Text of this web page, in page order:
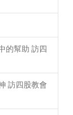
的幫助 訪四
訪四股教會